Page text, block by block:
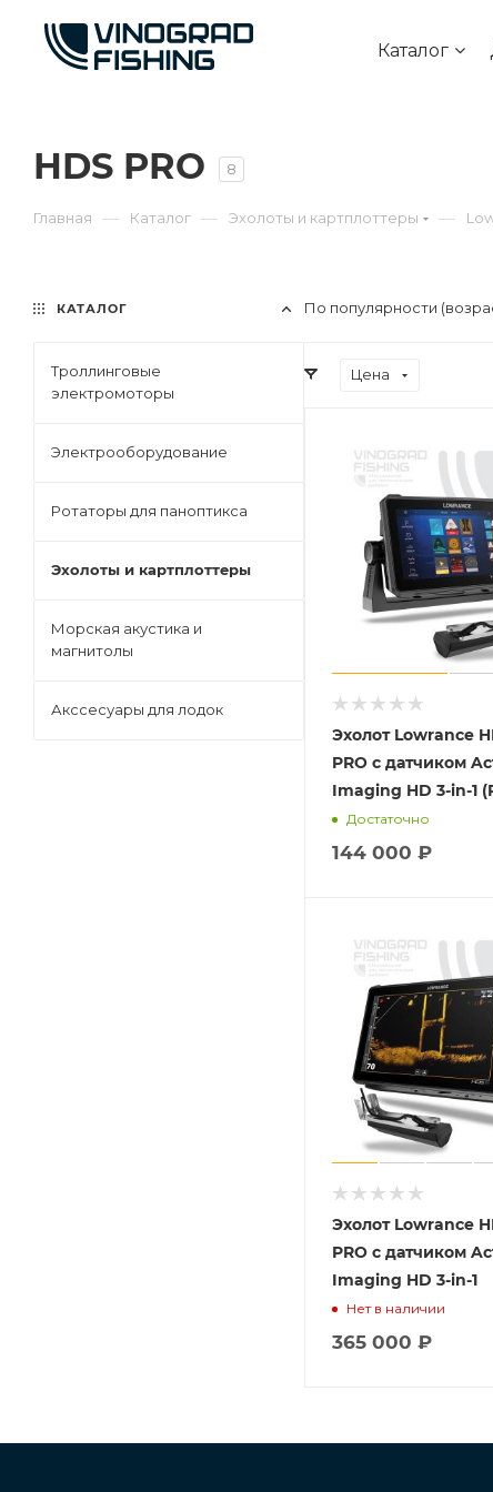
Каталог
HDS PRO 8
Главная — Каталог — Эхолоты и картплоттеры —
По популярности
Цена
Эхолот Lowrance
PRO с датчиком
Imaging HD 3-in-1
Достаточно
144 000 ₽
Эхолот Lowrance
PRO с датчиком
Imaging HD 3-in-1
Нет в наличии
365 000 ₽
КАТАЛОГ
Троллинговые
электромоторы
Электрооборудование
Ротаторы для паноптикса
Эхолоты и картплоттеры
Морская акустика и
магнитолы
Акссесуары для лодок